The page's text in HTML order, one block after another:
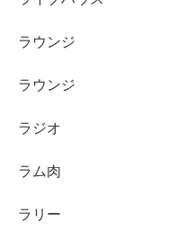
ラウンジ
ラウンジ
ラジオ
ラム肉
ラリー